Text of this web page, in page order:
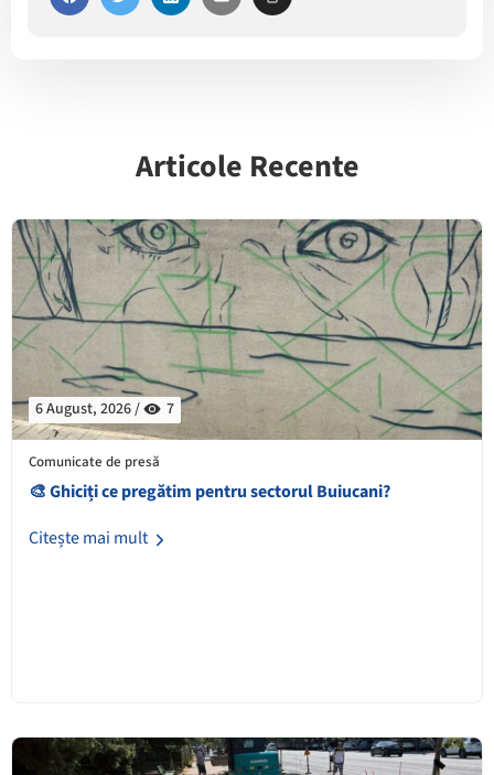
Articole Recente
6 August, 2026 / 7
Comunicate de presă
🎨 Ghiciți ce pregătim pentru sectorul Buiucani?
Citește mai mult